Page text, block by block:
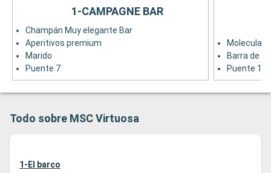
Champán Muy elegante Bar
Aperitivos premium
Marido
Puente 7
1-CAMPAGNE BAR
Barra de
Puente 18
Todo sobre MSC Virtuosa
1-El barco